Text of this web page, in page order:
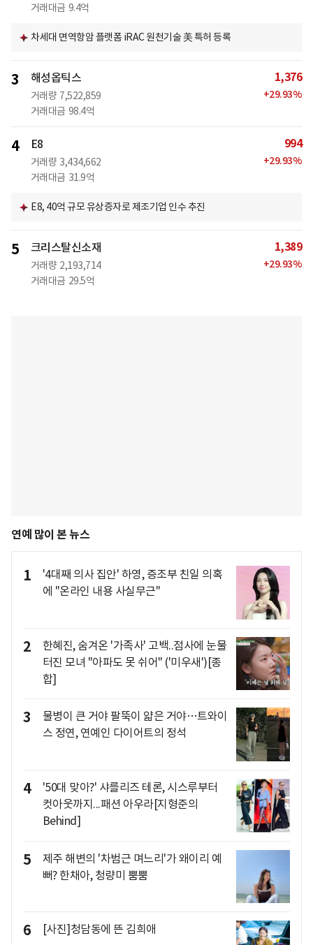
거래대금 9.4억
차세대 면역항암 플랫폼 iRAC 원천기술 美 특허 등록
3 해성옵틱스
거래량 7,522,859
거래대금 98.4억
1,376
+29.93%
4 E8
거래량 3,434,662
거래대금 31.9억
994
+29.93%
E8, 40억 규모 유상증자로 제조기업 인수 추진
5 크리스탈신소재
거래량 2,193,714
거래대금 29.5억
1,389
+29.93%
연예 많이 본 뉴스
1
'4대째 의사 집안' 하영, 증조부 친일 의혹
에 "온라인 내용 사실무근"
2
한혜진, 숨겨온 '가족사' 고백..점사에 눈물
터진 모녀 "아파도 못 쉬어" ('미우새')[종
합]
3
물병이 큰 거야 팔뚝이 얇은 거야…트와이
스 정연, 연예인 다이어트의 정석
4
'50대 맞아?' 샤를리즈 테론, 시스루부터
컷아웃까지...패션 아우라[지형준의
Behind]
5
제주 해변의 '차범근 며느리'가 왜이리 예
뻐? 한채아, 청량미 뿜뿜
6 [사진]청담동에 뜬 김희애